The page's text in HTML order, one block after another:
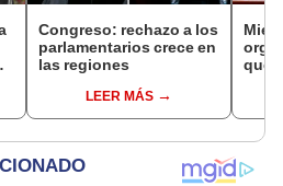
Congreso: rechazo a los
parlamentarios crece en
las regiones
LEER MÁS